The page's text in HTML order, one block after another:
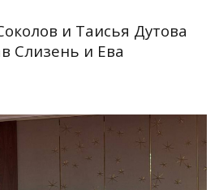
и Таисья Дутова
Слизень и Ева